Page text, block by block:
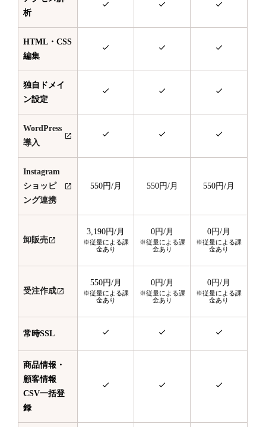
析
HTML・CSS
編集
独自ドメイ
ン設定
WordPress
導入
Instagram
ショッピ
ング連携
550円/月 550円/月 550円/月
卸販売
3,190円/月
※従量による課
金あり
0円/月
※従量による課
金あり
0円/月
※従量による課
金あり
受注作成
550円/月
※従量による課
金あり
0円/月
※従量による課
金あり
0円/月
※従量による課
金あり
常時SSL
商品情報・
顧客情報
CSV一括登
録